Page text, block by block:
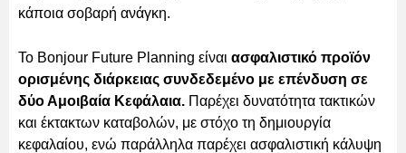
κάποια σοβαρή ανάγκη.
Το Bonjour Future Planning είναι ασφαλιστικό προϊόν
ορισμένης διάρκειας συνδεδεμένο με επένδυση σε
δύο Αμοιβαία Κεφάλαια. Παρέχει δυνατότητα τακτικών
και έκτακτων καταβολών, με στόχο τη δημιουργία
κεφαλαίου, ενώ παράλληλα παρέχει ασφαλιστική κάλυψη